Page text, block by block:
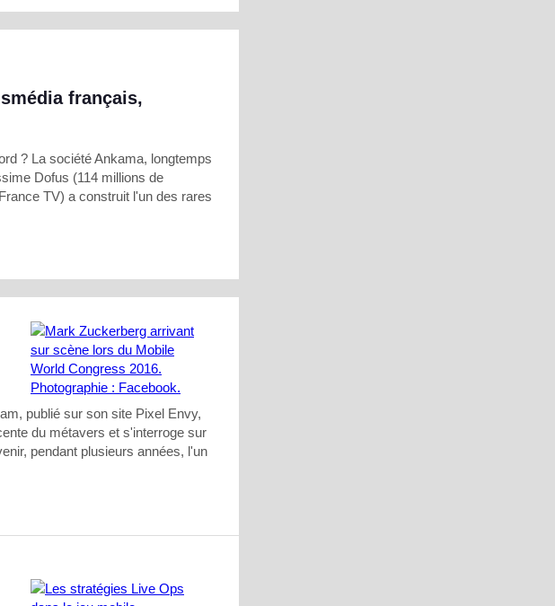
français,
? La société Ankama, longtemps
Dofus (114 millions de
TV) a construit l'un des rares
publié sur son site Pixel Envy,
du métavers et s'interroge sur
pendant plusieurs années, l'un